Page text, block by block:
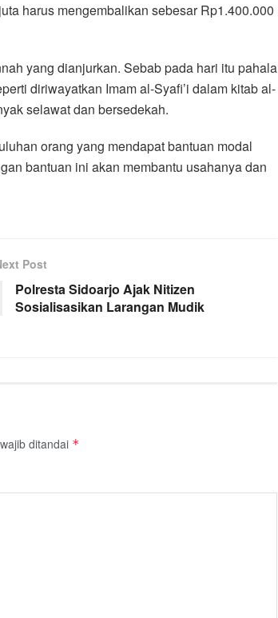
harus mengembalikan sebesar Rp1.400.000
yang dianjurkan. Sebab pada hari itu pahala
diriwayatkan Imam al-Syafi’i dalam kitab al-
selawat dan bersedekah.
orang yang mendapat bantuan modal
bantuan ini akan membantu usahanya dan
Post
Polresta Sidoarjo Ajak Nitizen
Sosialisasikan Larangan Mudik
ditandai *